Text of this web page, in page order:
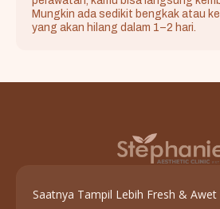
Mungkin ada sedikit bengkak atau
yang akan hilang dalam 1–2 hari.
Saatnya Tampil Lebih Fresh & Awet